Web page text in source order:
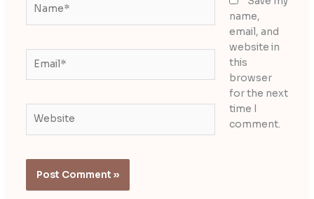
name,
email, and
website in
this
browser
for the next
time I
comment.